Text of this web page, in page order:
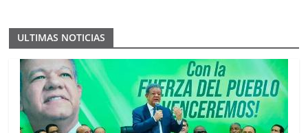
ULTIMAS NOTICIAS